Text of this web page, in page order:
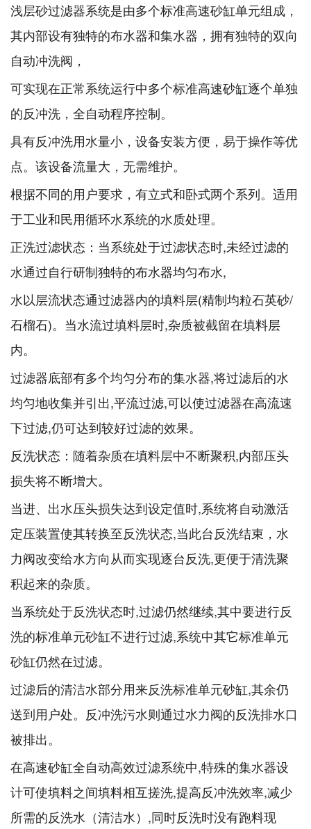
浅层砂过滤器系统是由多个标准高速砂缸单元组成，
其内部设有独特的布水器和集水器，拥有独特的双向
自动冲洗阀，
可实现在正常系统运行中多个标准高速砂缸逐个单独
的反冲洗，全自动程序控制。
具有反冲洗用水量小，设备安装方便，易于操作等优
点。该设备流量大，无需维护。
根据不同的用户要求，有立式和卧式两个系列。适用
于工业和民用循环水系统的水质处理。
正洗过滤状态：当系统处于过滤状态时,未经过滤的
水通过自行研制独特的布水器均匀布水,
水以层流状态通过滤器内的填料层(精制均粒石英砂/
石榴石)。当水流过填料层时,杂质被截留在填料层
内。
过滤器底部有多个均匀分布的集水器,将过滤后的水
均匀地收集并引出,平流过滤,可以使过滤器在高流速
下过滤,仍可达到较好过滤的效果。
反洗状态：随着杂质在填料层中不断聚积,内部压头
损失将不断增大。
当进、出水压头损失达到设定值时,系统将自动激活
定压装置使其转换至反洗状态,当此台反洗结束，水
力阀改变给水方向从而实现逐台反洗,更便于清洗聚
积起来的杂质。
当系统处于反洗状态时,过滤仍然继续,其中要进行反
洗的标准单元砂缸不进行过滤,系统中其它标准单元
砂缸仍然在过滤。
过滤后的清洁水部分用来反洗标准单元砂缸,其余仍
送到用户处。反冲洗污水则通过水力阀的反洗排水口
被排出。
在高速砂缸全自动高效过滤系统中,特殊的集水器设
计可使填料之间填料相互搓洗,提高反冲洗效率,减少
所需的反洗水（清洁水）,同时反洗时没有跑料现